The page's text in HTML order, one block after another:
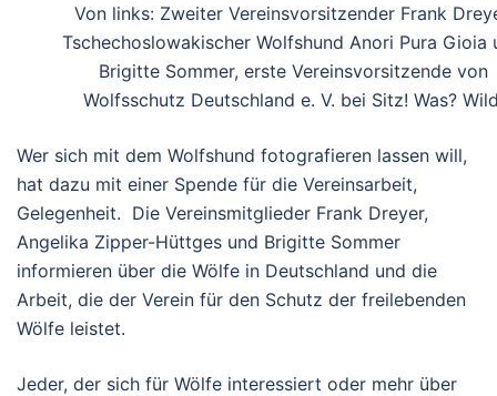
Von links: Zweiter Vereinsvorsitzender Frank
Tschechoslowakischer Wolfshund Anori Pura Gioia
Brigitte Sommer, erste Vereinsvorsitzende von
Wolfsschutz Deutschland e. V. bei Sitz! Was?
Wer sich mit dem Wolfshund fotografieren lassen will,
hat dazu mit einer Spende für die Vereinsarbeit,
Gelegenheit. Die Vereinsmitglieder Frank Dreyer,
Angelika Zipper-Hüttges und Brigitte Sommer
informieren über die Wölfe in Deutschland und die
Arbeit, die der Verein für den Schutz der freilebenden
Wölfe leistet.
Jeder, der sich für Wölfe interessiert oder mehr über